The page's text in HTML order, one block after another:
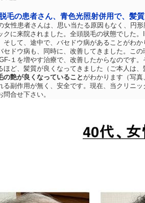
毛の患者さん、青色光照射併用で、髪質
女性患者さんは、思い当たる原因もなく、円
クに来院されました。全頭脱毛の状態でした
そして、途中で、バセドウ病があることがわ
セドウ病も、同時に、改善してきました。こ
１を増やす治療で、改善したからなのです
ほど、髪質が良くなってきました（ご本人は
の艶が良くなっていることがわかります（写
る副作用が無く、安全です。現在、当クリニ
問合せ下さい。